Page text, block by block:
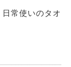
常使いのタオ